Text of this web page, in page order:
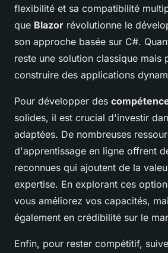
flexibilité et sa compatibilité
que Blazor révolutionne le
son approche basée sur C#.
reste une solution classique mais
construire des applications
Pour développer des
solides, il est crucial d'investir
adaptées. De nombreuses
d'apprentissage en ligne offrent
reconnues qui ajoutent de la
expertise. En explorant ces
vous améliorez vos capacités,
également en crédibilité sur le
Enfin, pour rester compétitif,